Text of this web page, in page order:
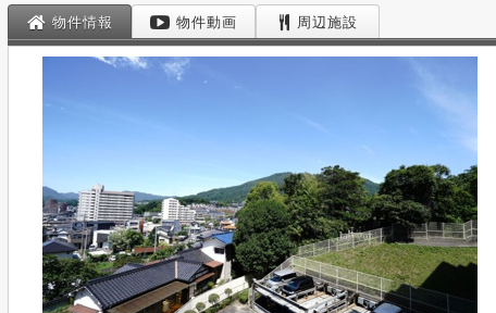
物件情報 物件動画 周辺施設